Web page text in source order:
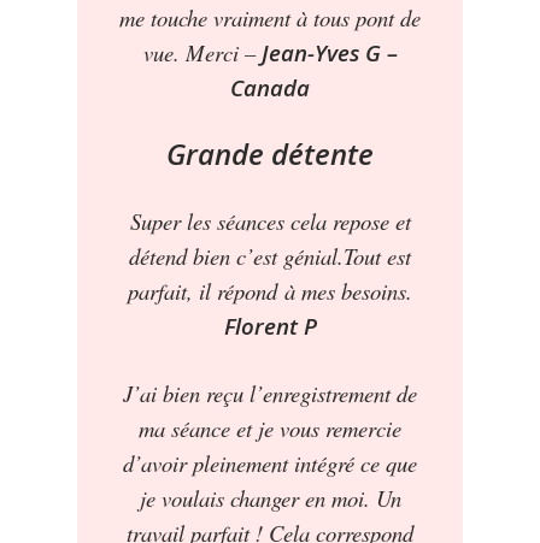
me touche vraiment à tous pont de
vue. Merci – Jean-Yves G –
Canada
Grande détente
Super les séances cela repose et
détend bien c’est génial.Tout est
parfait, il répond à mes besoins.
Florent P
J’ai bien reçu l’enregistrement de
ma séance et je vous remercie
d’avoir pleinement intégré ce que
je voulais changer en moi. Un
travail parfait ! Cela correspond